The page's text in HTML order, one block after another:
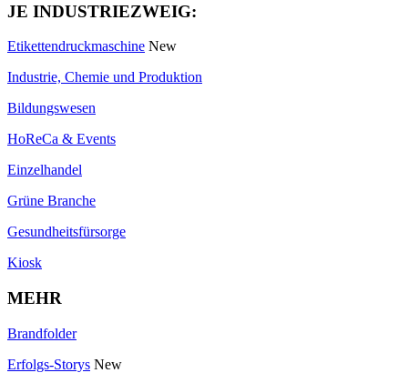
JE INDUSTRIEZWEIG:
Etikettendruckmaschine New
Industrie, Chemie und Produktion
Bildungswesen
HoReCa & Events
Einzelhandel
Grüne Branche
Gesundheitsfürsorge
Kiosk
MEHR
Brandfolder
Erfolgs-Storys New